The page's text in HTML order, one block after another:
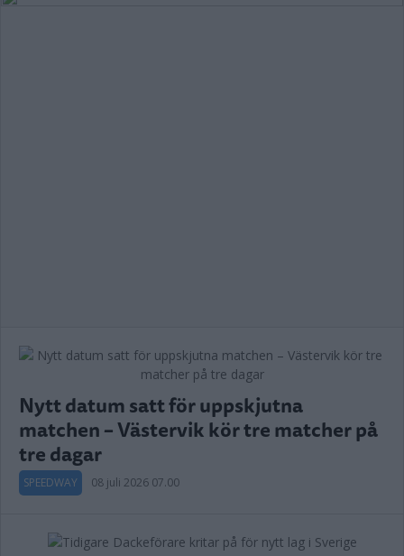
Nytt datum satt för uppskjutna
matchen – Västervik kör tre matcher på
tre dagar
SPEEDWAY 08 juli 2026 07.00